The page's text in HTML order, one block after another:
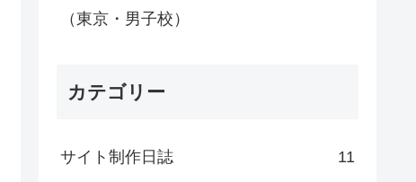
（東京・男子校）
カテゴリー
サイト制作日誌 11